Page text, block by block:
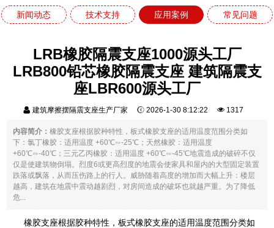
新闻动态 技术支持 应用案例 常见问题
LRB橡胶隔震支座1000源头工厂
LRB800铅芯橡胶隔震支座 建筑隔震支
座LBR600源头工厂
建筑摩擦摆隔震支座生产厂家 2026-1-30 8:12:22 1317
内容简介：橡胶支座根据胶种特性，板式橡胶支座的适用温度范围分类如
下：氯丁橡胶：适用温度 +60℃∽-25℃；天然橡胶：适用温度
+60℃∽-40℃；三元乙丙橡胶：适用温度 +60℃∽-45℃地震造成的破碎不仅
仅是使建筑物倒塌。烈度6或更高烈度的地震会使家具和屋内的大型固定装置
跌落或飘落，从而压伤路上的行人。威胁随着高度的增加而大幅上升：楼层
越高，建筑在地震中震动越剧烈，对房间造成的破坏也就越严重。为了降低
危...
橡胶支座根据胶种特性，板式橡胶支座的适用温度范围分类如